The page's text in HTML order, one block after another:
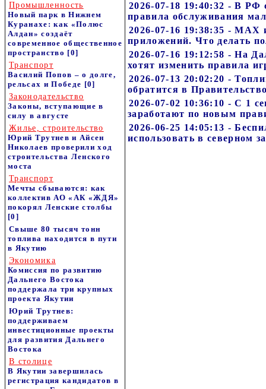
Промышленность
Новый парк в Нижнем
Куранахе: как «Полюс
Алдан» создаёт
современное общественное
пространство [0]
Транспорт
Василий Попов – о долге,
рельсах и Победе [0]
Законодательство
Законы, вступающие в
силу в августе
Жилье, строительство
Юрий Трутнев и Айсен
Николаев проверили ход
строительства Ленского
моста
Транспорт
Мечты сбываются: как
коллектив АО «АК «ЖДЯ»
покорял Ленские столбы
[0]
Свыше 80 тысяч тонн
топлива находится в пути
в Якутию
Экономика
Комиссия по развитию
Дальнего Востока
поддержала три крупных
проекта Якутии
Юрий Трутнев:
поддерживаем
инвестиционные проекты
для развития Дальнего
Востока
В столице
В Якутии завершилась
регистрация кандидатов в
2026-07-18 19:40:32 - В РФ
правила обслуживания
2026-07-16 19:38:35 - MAX
приложений. Что делать
2026-07-16 19:12:58 - На
хотят изменить правила
2026-07-13 20:02:20 -
обратится в
2026-07-02 10:36:10 - С 1
заработают по новым
2026-06-25 14:05:13 -
использовать в северном